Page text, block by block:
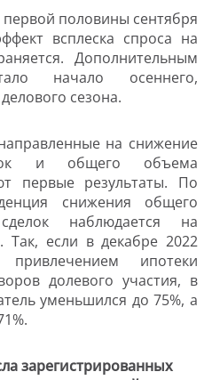
половины сентября
всплеска спроса на
Дополнительным
начало осеннего,
сезона.
на снижение
и общего объема
первые результаты. По
снижения общего
наблюдается на
Так, если в декабре 2022
ипотеки
долевого участия, в
уменьшился до 75%, а
зарегистрированных